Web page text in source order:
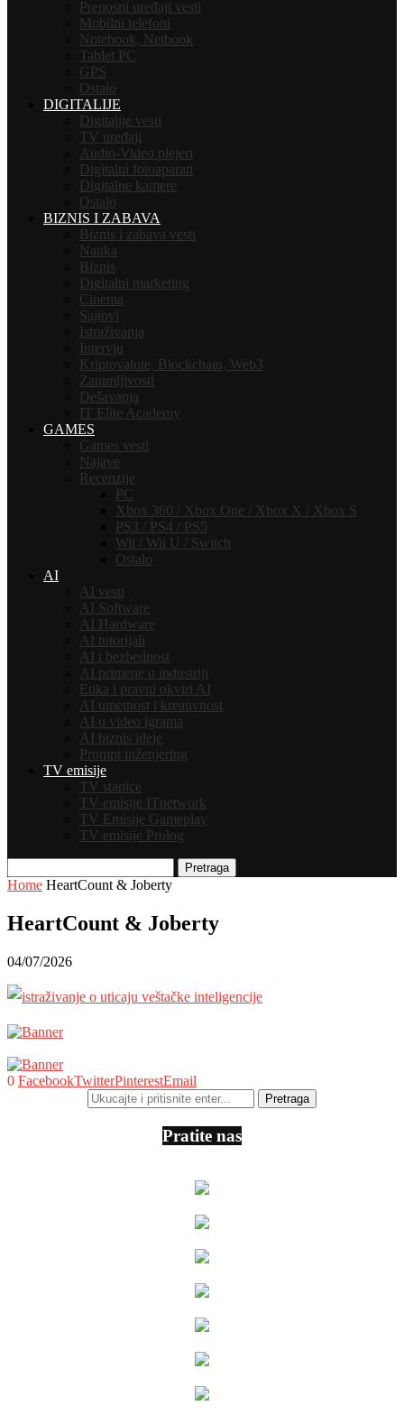
Prenosni uređaji vesti
Mobilni telefoni
Notebook, Netbook
Tablet PC
GPS
Ostalo
DIGITALIJE
Digitalije vesti
TV uređaji
Audio-Video plejeri
Digitalni fotoaparati
Digitalne kamere
Ostalo
BIZNIS I ZABAVA
Biznis i zabava vesti
Nauka
Biznis
Digitalni marketing
Cinema
Sajtovi
Istraživanja
Intervju
Kriptovalute, Blockchain, Web3
Zanimljivosti
Dešavanja
IT Elite Academy
GAMES
Games vesti
Najave
Recenzije
PC
Xbox 360 / Xbox One / Xbox X / Xbox S
PS3 / PS4 / PS5
Wii / Wii U / Switch
Ostalo
AI
AI vesti
AI Software
AI Hardware
AI tutorijali
AI i bezbednost
AI primene u industriji
Etika i pravni okviri AI
AI umetnost i kreativnost
AI u video igrama
AI biznis ideje
Prompt inženjering
TV emisije
TV stanice
TV emisije ITnetwork
TV Emisije Gameplay
TV emisije Prolog
Pretraga
Home HeartCount & Joberty
HeartCount & Joberty
04/07/2026
0 FacebookTwitterPinterestEmail
Pratite nas